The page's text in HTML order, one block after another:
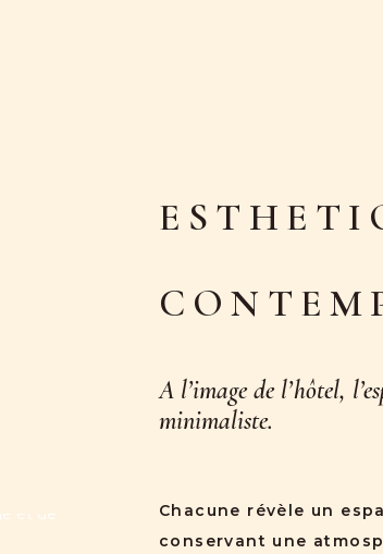
A l’image de l’hôtel,
minimaliste.
Chacune révèle un
conservant une